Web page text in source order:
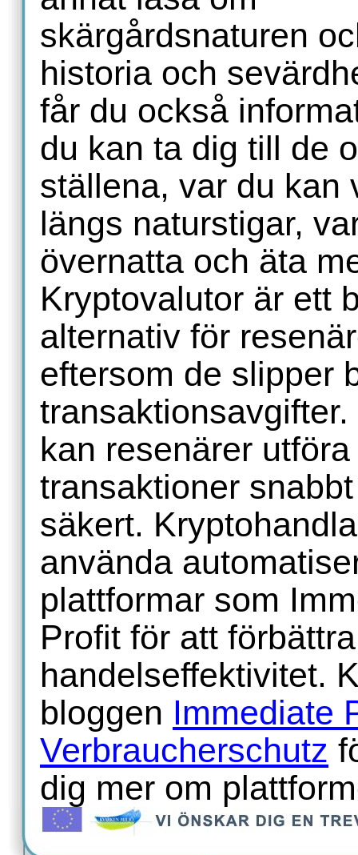
skärgårdsnaturen
historia och
får du också
du kan ta dig till de
ställena, var du kan
längs naturstigar,
övernatta och äta
Kryptovalutor är ett
alternativ för
eftersom de slipper
kan resenärer utföra
transaktioner
säkert.
använda
plattformar som
Profit för att
handelseffektivitet.
bloggen Immediate
Verbraucherschutz
dig mer om